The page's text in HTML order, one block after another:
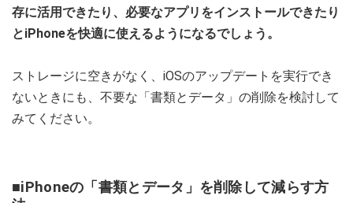
存に活用できたり、必要なアプリをインストールできたり
とiPhoneを快適に使えるようになるでしょう。
ストレージに空きがなく、iOSのアップデートを実行でき
ないときにも、不要な「書類とデータ」の削除を検討して
みてください。
■iPhoneの「書類とデータ」を削除して減らす方